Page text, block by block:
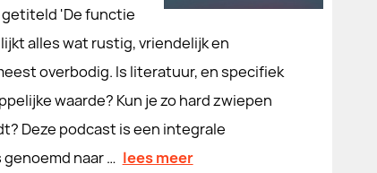
getiteld 'De functie
alles wat rustig, vriendelijk en
overbodig. Is literatuur, en specifiek
waarde? Kun je zo hard zwiepen
Deze podcast is een integrale
naar … lees meer